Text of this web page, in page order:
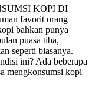
KOPI DI
favorit orang
bahkan punya
puasa tiba,
seperti biasanya.
ini? Ada beberapa
mengkonsumsi kopi